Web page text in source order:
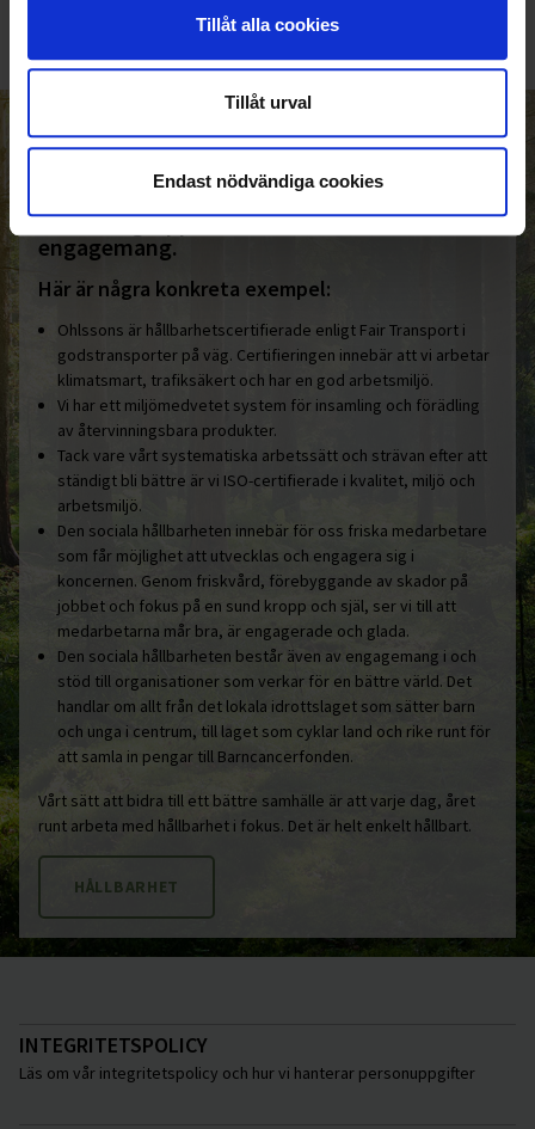
Tillåt alla cookies
Tillåt urval
Endast nödvändiga cookies
HELT ENKELT HÅLLBART
Den gemensamma nämnaren i
Ohlssonsgruppen är vårt hållbara
engagemang.
Här är några konkreta exempel:
Ohlssons är hållbarhetscertifierade enligt Fair Transport i
godstransporter på väg. Certifieringen innebär att vi arbetar
klimatsmart, trafiksäkert och har en god arbetsmiljö.
Vi har ett miljömedvetet system för insamling och förädling
av återvinningsbara produkter.
Tack vare vårt systematiska arbetssätt och strävan efter att
ständigt bli bättre är vi ISO-certifierade i kvalitet, miljö och
arbetsmiljö.
Den sociala hållbarheten innebär för oss friska medarbetare
som får möjlighet att utvecklas och engagera sig i
koncernen. Genom friskvård, förebyggande av skador på
jobbet och fokus på en sund kropp och själ, ser vi till att
medarbetarna mår bra, är engagerade och glada.
Den sociala hållbarheten består även av engagemang i och
stöd till organisationer som verkar för en bättre värld. Det
handlar om allt från det lokala idrottslaget som sätter barn
och unga i centrum, till laget som cyklar land och rike runt för
att samla in pengar till Barncancerfonden.
Vårt sätt att bidra till ett bättre samhälle är att varje dag, året
runt arbeta med hållbarhet i fokus. Det är helt enkelt hållbart.
HÅLLBARHET
INTEGRITETSPOLICY
Läs om vår integritetspolicy och hur vi hanterar personuppgifter